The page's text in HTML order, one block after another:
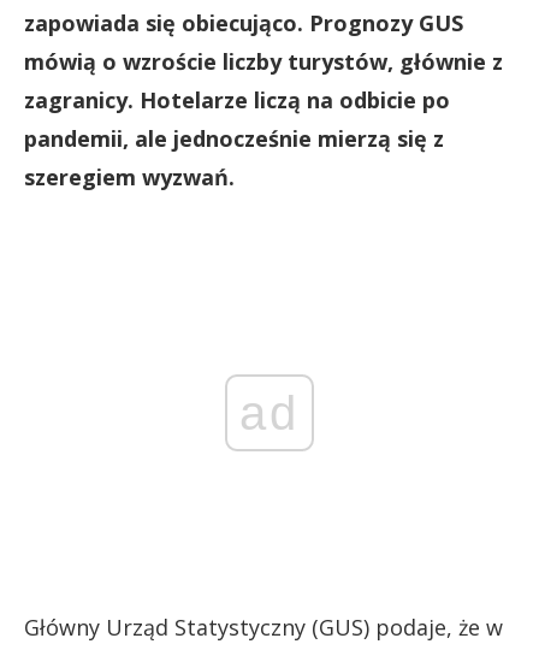
zapowiada się obiecująco. Prognozy GUS
mówią o wzroście liczby turystów, głównie z
zagranicy. Hotelarze liczą na odbicie po
pandemii, ale jednocześnie mierzą się z
szeregiem wyzwań.
ad
Główny Urząd Statystyczny (GUS) podaje, że w